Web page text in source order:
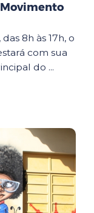
8h às 17h, o
com sua
do ...